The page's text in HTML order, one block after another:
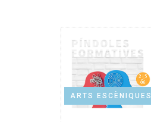
ARTS ESCÈNIQUES